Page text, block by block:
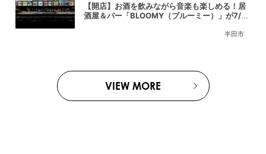
半田市
【開店】お酒を飲みながら音楽も楽しめる！居
酒屋＆バー「BLOOMY（ブルーミー）」が7/3
VIEW MORE